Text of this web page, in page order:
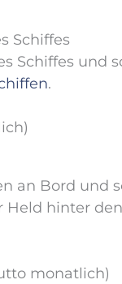
Schiffes
Schiffes und
.
an Bord und
Held hinter den
monatlich)